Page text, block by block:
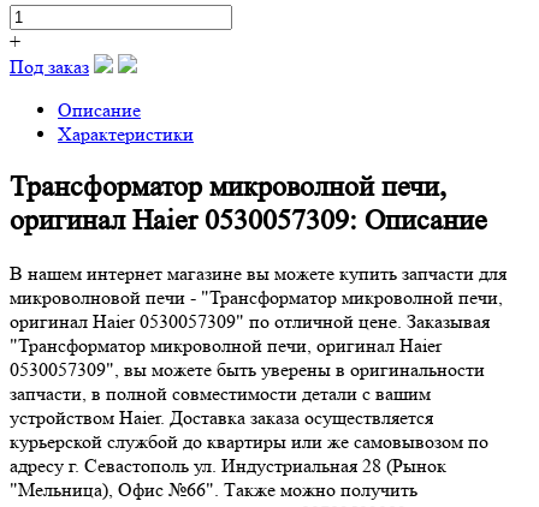
+
Под заказ
Описание
Характеристики
Трансформатор микроволной печи,
оригинал Haier 0530057309: Описание
В нашем интернет магазине вы можете купить запчасти для
микроволновой печи - "Трансформатор микроволной печи,
оригинал Haier 0530057309" по отличной цене. Заказывая
"Трансформатор микроволной печи, оригинал Haier
0530057309", вы можете быть уверены в оригинальности
запчасти, в полной совместимости детали с вашим
устройством Haier. Доставка заказа осуществляется
курьерской службой до квартиры или же самовывозом по
адресу г. Севастополь ул. Индустриальная 28 (Рынок
"Мельница), Офис №66". Также можно получить